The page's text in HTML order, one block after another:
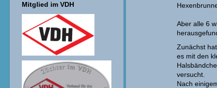
Mitglied im VDH
Aber alle 6
Zunächst
es mit den
versucht.
Nach